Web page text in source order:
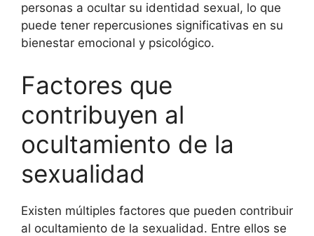
personas a ocultar su identidad sexual, lo que
puede tener repercusiones significativas en su
bienestar emocional y psicológico.
Factores que
contribuyen al
ocultamiento de la
sexualidad
Existen múltiples factores que pueden contribuir
al ocultamiento de la sexualidad. Entre ellos se